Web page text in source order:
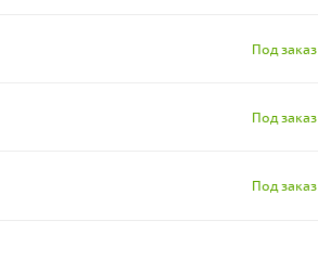
Под заказ
Под заказ
Под заказ